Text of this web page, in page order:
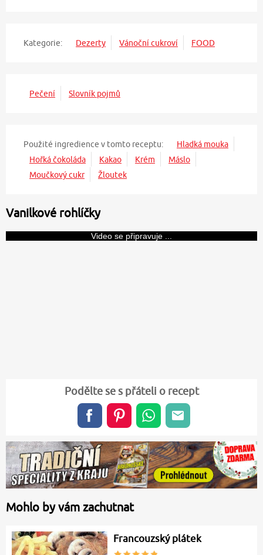
Kategorie: Dezerty Vánoční cukroví FOOD
Pečení Slovník pojmů
Použité ingredience v tomto receptu:
Hladká mouka
Hořká čokoláda
Kakao Krém
Máslo
Moučkový cukr
Žloutek
Vanilkové rohlíčky
Video se připravuje ...
Podělte se s přáteli o recept
Mohlo by vám zachutnat
Francouzský plátek